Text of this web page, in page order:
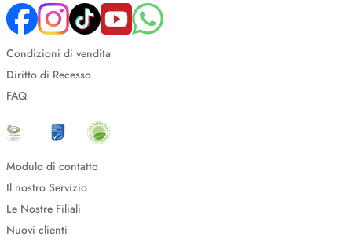
Condizioni di vendita
Diritto di Recesso
FAQ
Modulo di contatto
Il nostro Servizio
Le Nostre Filiali
Nuovi clienti